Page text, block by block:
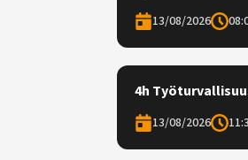
13/08/2026
4h
13/08/2026